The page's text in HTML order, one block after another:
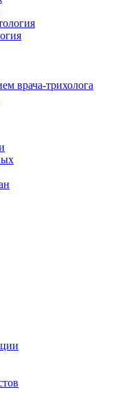
врача-трихолога